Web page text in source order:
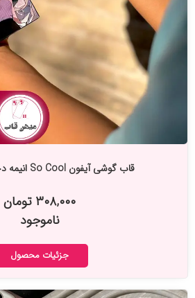
قاب گوشی آیفون So Cool انیمه دختر کد-۴۶۸۹۳
۳۰۸,۰۰۰ تومان
ناموجود
جزئیات محصول